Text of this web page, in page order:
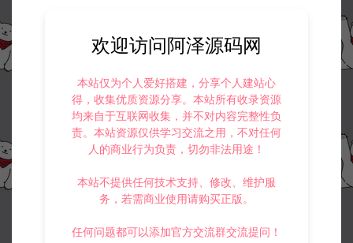
业用途，请大家不要用于商用！
阿泽源码网 战神引擎专区 战神引擎传奇非常全面的GM在线管
https://www.lyzwlkj.vip/6014/hybk/zszq/
欢迎访问阿泽源码网
本站仅为个人爱好搭建，分享个人建站心
得，收集优质资源分享。本站所有收录资源
均来自于互联网收集，并不对内容完整性负
责。本站资源仅供学习交流之用，不对任何
人的商业行为负责，切勿非法用途！
本站不提供任何技术支持、修改、维护服
务，若需商业使用请购买正版。
任何问题都可以添加官方交流群交流提问！